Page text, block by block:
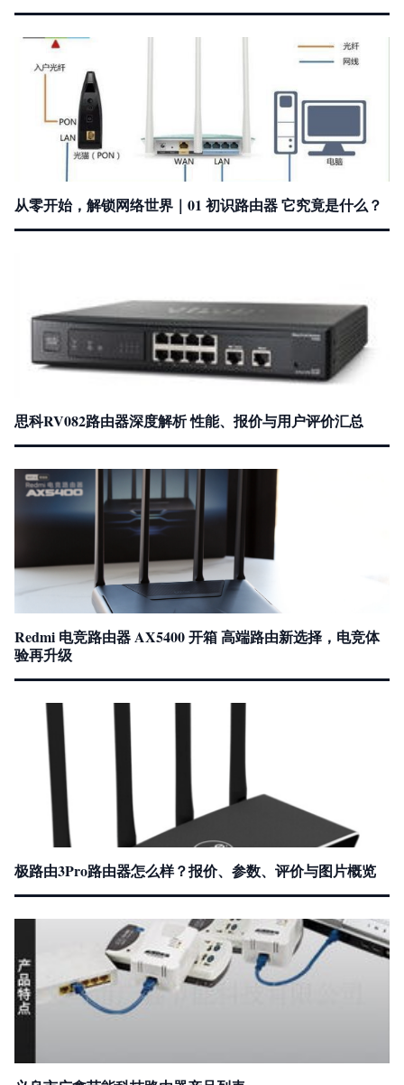
从零开始，解锁网络世界｜01 初识路由器 它究竟是什么？
思科RV082路由器深度解析 性能、报价与用户评价汇总
Redmi 电竞路由器 AX5400 开箱 高端路由新选择，电竞体
验再升级
极路由3Pro路由器怎么样？报价、参数、评价与图片概览